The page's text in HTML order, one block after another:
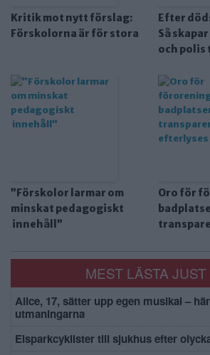
Kritik mot nytt förslag:
Förskolorna är för stora
Efter
Så
och
”Förskolor larmar om
minskat pedagogiskt
innehåll”
Oro för
MEST LÄSTA JUST
Alice, 17, sätter upp egen musikal –
utmaningarna
Elsparkcyklister till sjukhus efter